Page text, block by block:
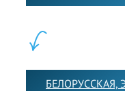
БЕЛОРУССКАЯ,